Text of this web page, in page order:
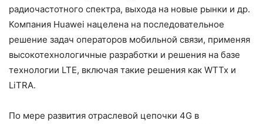
радиочастотного спектра, выхода на новые рынки и др.
Компания Huawei нацелена на последовательное
решение задач операторов мобильной связи, применяя
высокотехнологичные разработки и решения на базе
технологии LTE, включая такие решения как WTTx и
LiTRA.
По мере развития отраслевой цепочки 4G в